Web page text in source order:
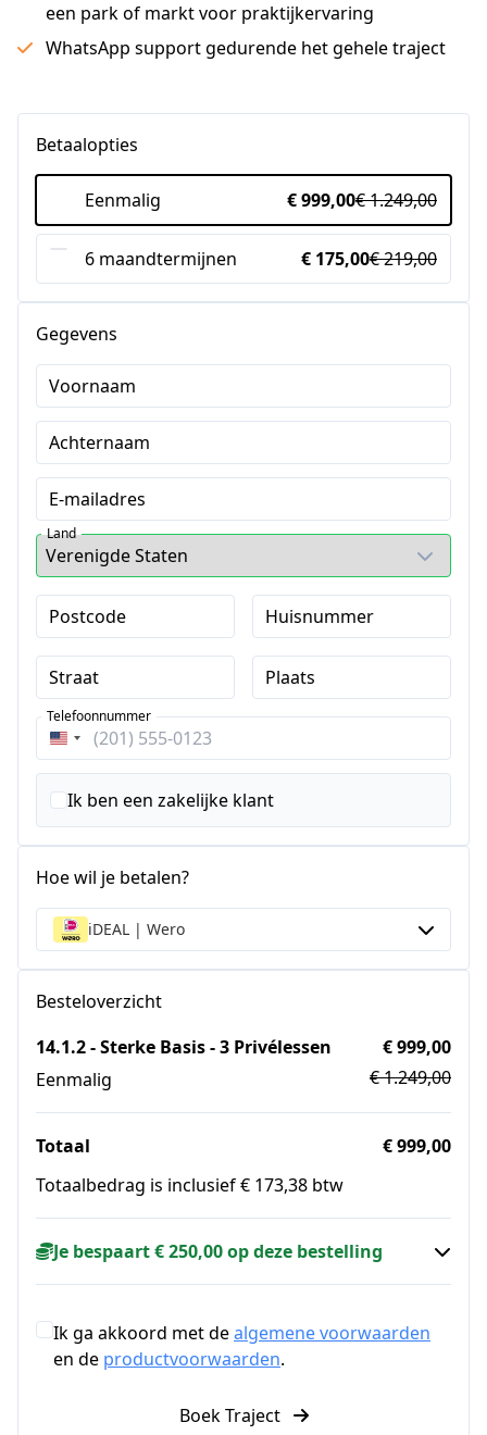
een park of markt voor praktijkervaring
WhatsApp support gedurende het gehele traject
Betaalopties
Eenmalig € 999,00€ 1.249,00
6 maandtermijnen € 175,00€ 219,00
Gegevens
Voornaam
Achternaam
E-mailadres
Land
Postcode Huisnummer
Straat Plaats
Verenigde
Staten
+1
Telefoonnummer
Ik ben een zakelijke klant
Hoe wil je betalen?
iDEAL | Wero
Besteloverzicht
14.1.2 - Sterke Basis - 3 Privélessen
Eenmalig
€ 999,00
€ 1.249,00
Totaal
€ 999,00
Totaalbedrag is inclusief € 173,38 btw
Je bespaart € 250,00 op deze bestelling
Ik ga akkoord met dealgemene voorwaarden
en de productvoorwaarden.
Boek Traject